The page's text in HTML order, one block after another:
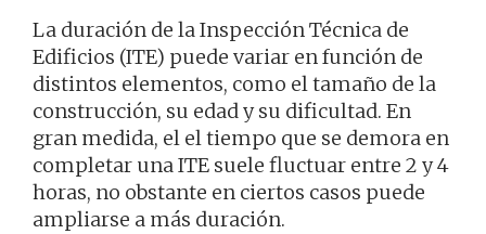
La duración de la Inspección Técnica de
Edificios (ITE) puede variar en función de
distintos elementos, como el tamaño de la
construcción, su edad y su dificultad. En
gran medida, el el tiempo que se demora en
completar una ITE suele fluctuar entre 2 y 4
horas, no obstante en ciertos casos puede
ampliarse a más duración.